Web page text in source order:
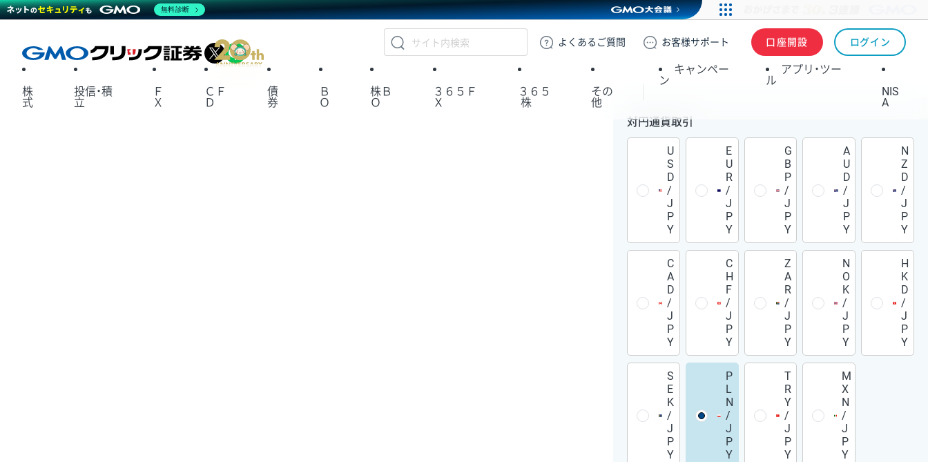
GMOクリック証券
よくある ご質問 お客様サポート 口座開設 ログイン
X
株
式
投信・積
立
Ｆ
Ｘ
ＣＦ
Ｄ
債
券
Ｂ
Ｏ
株Ｂ
Ｏ
３６５Ｆ
Ｘ
３６５
株
その
他
キャンペー
ン
アプリ・ツー
ル
NIS
A
対円通貨取引
U
S
D
/
J
P
Y
E
U
R
/
J
P
Y
G
B
P
/
J
P
Y
A
U
D
/
J
P
Y
N
Z
D
/
J
P
Y
C
A
D
/
J
P
Y
C
H
F
/
J
P
Y
Z
A
R
/
J
P
Y
N
O
K
/
J
P
Y
H
K
D
/
J
P
Y
S
E
K
/
J
P
Y
P
L
N
/
J
P
Y
T
R
Y
/
J
P
Y
M
X
N
/
J
P
Y
無料診断